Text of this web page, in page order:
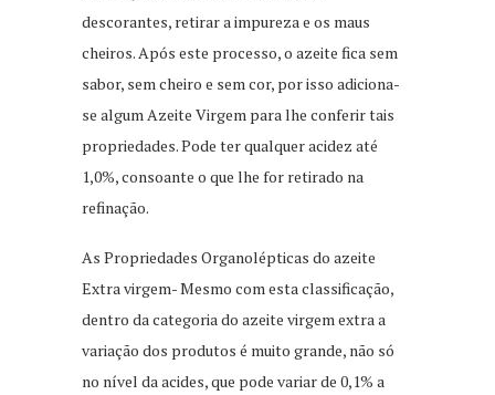
descorantes, retirar a impureza e os maus
cheiros. Após este processo, o azeite fica sem
sabor, sem cheiro e sem cor, por isso adiciona-
se algum Azeite Virgem para lhe conferir tais
propriedades. Pode ter qualquer acidez até
1,0%, consoante o que lhe for retirado na
refinação.
As Propriedades Organolépticas do azeite
Extra virgem- Mesmo com esta classificação,
dentro da categoria do azeite virgem extra a
variação dos produtos é muito grande, não só
no nível da acides, que pode variar de 0,1% a